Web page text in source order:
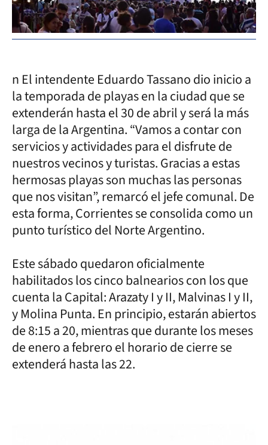
n El intendente Eduardo Tassano dio inicio a
la temporada de playas en la ciudad que se
extenderán hasta el 30 de abril y será la más
larga de la Argentina. “Vamos a contar con
servicios y actividades para el disfrute de
nuestros vecinos y turistas. Gracias a estas
hermosas playas son muchas las personas
que nos visitan”, remarcó el jefe comunal. De
esta forma, Corrientes se consolida como un
punto turístico del Norte Argentino.
Este sábado quedaron oficialmente
habilitados los cinco balnearios con los que
cuenta la Capital: Arazaty I y II, Malvinas I y II,
y Molina Punta. En principio, estarán abiertos
de 8:15 a 20, mientras que durante los meses
de enero a febrero el horario de cierre se
extenderá hasta las 22.